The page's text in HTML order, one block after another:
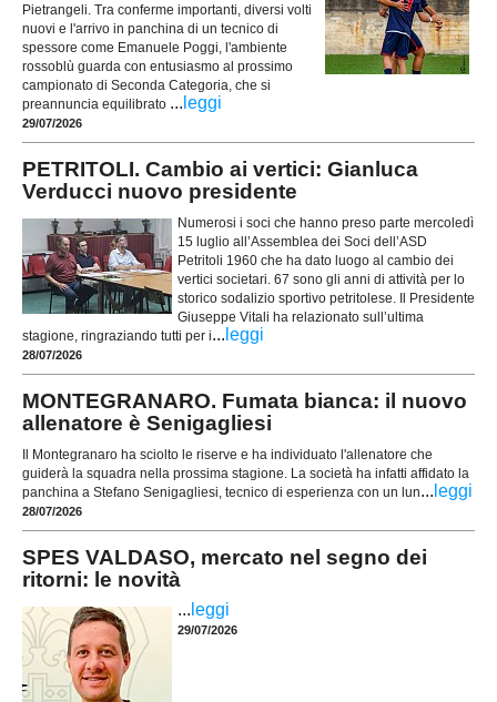
Pietrangeli. Tra conferme importanti, diversi volti
nuovi e l'arrivo in panchina di un tecnico di
spessore come Emanuele Poggi, l'ambiente
rossoblù guarda con entusiasmo al prossimo
campionato di Seconda Categoria, che si
preannuncia equilibrato ... leggi
29/07/2026
PETRITOLI. Cambio ai vertici: Gianluca
Verducci nuovo presidente
Numerosi i soci che hanno preso parte mercoledì
15 luglio all’Assemblea dei Soci dell’ASD
Petritoli 1960 che ha dato luogo al cambio dei
vertici societari. 67 sono gli anni di attività per lo
storico sodalizio sportivo petritolese. Il Presidente
Giuseppe Vitali ha relazionato sull’ultima
stagione, ringraziando tutti per i... leggi
28/07/2026
MONTEGRANARO. Fumata bianca: il nuovo
allenatore è Senigagliesi
Il Montegranaro ha sciolto le riserve e ha individuato l'allenatore che
guiderà la squadra nella prossima stagione. La società ha infatti affidato la
panchina a Stefano Senigagliesi, tecnico di esperienza con un lun... leggi
28/07/2026
SPES VALDASO, mercato nel segno dei
ritorni: le novità
... leggi
29/07/2026